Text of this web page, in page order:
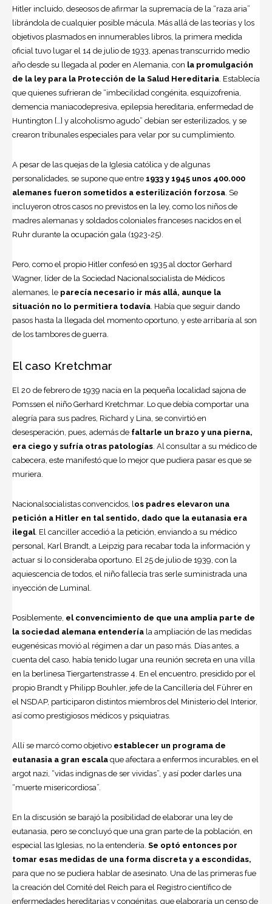
Hitler incluido, deseosos de afirmar la supremacía de la “raza aria”
librándola de cualquier posible mácula. Más allá de las teorías y los
objetivos plasmados en innumerables libros, la primera medida
oficial tuvo lugar el 14 de julio de 1933, apenas transcurrido medio
año desde su llegada al poder en Alemania , con la promulgación
de la ley para la Protección de la Salud Hereditaria . Establecía
que quienes sufrieran de “imbecilidad congénita, esquizofrenia,
demencia maniacodepresiva, epilepsia hereditaria, enfermedad de
Huntington […] y alcoholismo agudo” debían ser esterilizados, y se
crearon tribunales especiales para velar por su cumplimiento.
A pesar de las quejas de la Iglesia católica y de algunas
personalidades, se supone que entre 1933 y 1945 unos 400.000
alemanes fueron sometidos a esterilización forzosa . Se
incluyeron otros casos no previstos en la ley, como los niños de
madres alemanas y soldados coloniales franceses nacidos en el
Ruhr durante la ocupación gala (1923-25).
Pero, como el propio Hitler confesó en 1935 al doctor Gerhard
Wagner, líder de la Sociedad Nacionalsocialista de Médicos
alemanes, le parecía necesario ir más allá, aunque la
situación no lo permitiera todavía . Había que seguir dando
pasos hasta la llegada del momento oportuno, y este arribaría al son
de los tambores de guerra.
El caso Kretchmar
El 20 de febrero de 1939 nacía en la pequeña localidad sajona de
Pomssen el niño Gerhard Kretchmar. Lo que debía comportar una
alegría para sus padres, Richard y Lina, se convirtió en
desesperación, pues, además de faltarle un brazo y una pierna,
era ciego y sufría otras patologías . Al consultar a su médico de
cabecera, este manifestó que lo mejor que pudiera pasar es que se
muriera.
Nacionalsocialistas convencidos, l os padres elevaron una
petición a Hitler en tal sentido, dado que la eutanasia era
ilegal. El canciller accedió a la petición, enviando a su médico
personal, Karl Brandt, a Leipzig para recabar toda la información y
actuar si lo consideraba oportuno. El 25 de julio de 1939, con la
aquiescencia de todos, el niño fallecía tras serle suministrada una
inyección de Luminal.
Posiblemente, el convencimiento de que una amplia parte de
la sociedad alemana entendería la ampliación de las medidas
eugenésicas movió al régimen a dar un paso más. Días antes, a
cuenta del caso, había tenido lugar una reunión secreta en una villa
en la berlinesa Tiergartenstrasse 4. En el encuentro, presidido por el
propio Brandt y Philipp Bouhler, jefe de la Cancillería del Führer en
el NSDAP, participaron distintos miembros del Ministerio del Interior,
así como prestigiosos médicos y psiquiatras.
Allí se marcó como objetivo establecer un programa de
eutanasia a gran escala que afectara a enfermos incurables, en el
argot nazi, “vidas indignas de ser vividas”, y así poder darles una
“muerte misericordiosa”.
En la discusión se barajó la posibilidad de elaborar una ley de
eutanasia, pero se concluyó que una gran parte de la población, en
especial las Iglesias, no la entendería. Se optó entonces por
tomar esas medidas de una forma discreta y a escondidas,
para que no se pudiera hablar de asesinato. Una de las primeras fue
la creación del Comité del Reich para el Registro científico de
enfermedades hereditarias y congénitas, que elaboraría un censo de